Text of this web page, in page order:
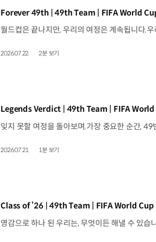
[동영상]
Forever 49th | 49th Team | FIFA World
2026.07.22. 2분 보기
[동영상]
Legends Verdict | 49th Team | FIFA
2026.07.21. 1분 보기
[동영상]
Class of ’26 | 49th Team | FIFA World